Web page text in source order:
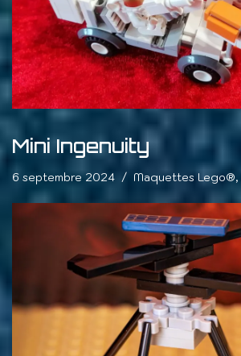
Mini Ingenuity
6 septembre 2024 Maquettes Lego®,